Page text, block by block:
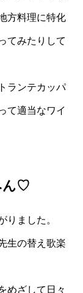
方料理に特化
てみたりして
ランテカッパ
て適当なワイ
ん♡
りました。
生の替え歌楽
めざして日々